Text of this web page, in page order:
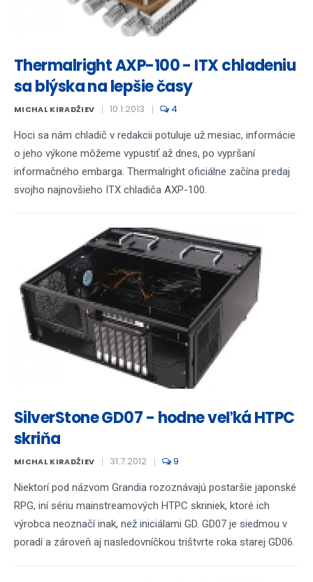
Thermalright AXP-100 - ITX chladeniu
sa blýska na lepšie časy
MICHAL KIRADŽIEV 10.1.2013 4
Hoci sa nám chladič v redakcii potuluje už mesiac, informácie
o jeho výkone môžeme vypustiť až dnes, po vypršaní
informačného embarga. Thermalright oficiálne začína predaj
svojho najnovšieho ITX chladiča AXP-100.
SilverStone GD07 - hodne veľká HTPC
skriňa
MICHAL KIRADŽIEV 31.7.2012 9
Niektorí pod názvom Grandia rozoznávajú postaršie japonské
RPG, iní sériu mainstreamových HTPC skriniek, ktoré ich
výrobca neoznačí inak, než iniciálami GD. GD07 je siedmou v
poradí a zároveň aj nasledovníčkou trištvrte roka starej GD06.